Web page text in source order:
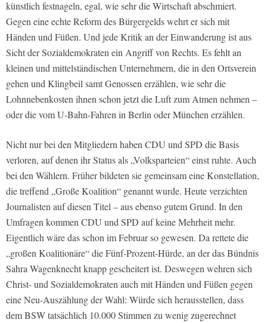
künstlich festnageln, egal, wie sehr die Wirtschaft abschmiert.
Gegen eine echte Reform des Bürgergelds wehrt er sich mit
Händen und Füßen. Und jede Kritik an der Einwanderung ist aus
Sicht der Sozialdemokraten ein Angriff von Rechts. Es fehlt an
kleinen und mittelständischen Unternehmern, die in den Ortsverein
gehen und Klingbeil samt Genossen erzählen, wie sehr die
Lohnnebenkosten ihnen schon jetzt die Luft zum Atmen nehmen –
oder die vom U-Bahn-Fahren in Berlin oder München erzählen.
Nicht nur bei den Mitgliedern haben CDU und SPD die Basis
verloren, auf denen ihr Status als „Volksparteien“ einst ruhte. Auch
bei den Wählern. Früher bildeten sie gemeinsam eine Konstellation,
die treffend „Große Koalition“ genannt wurde. Heute verzichten
Journalisten auf diesen Titel – aus ebenso gutem Grund. In den
Umfragen kommen CDU und SPD auf keine Mehrheit mehr.
Eigentlich wäre das schon im Februar so gewesen. Da rettete die
„großen Koalitionäre“ die Fünf-Prozent-Hürde, an der das Bündnis
Sahra Wagenknecht knapp gescheitert ist. Deswegen wehren sich
Christ- und Sozialdemokraten auch mit Händen und Füßen gegen
eine Neu-Auszählung der Wahl: Würde sich herausstellen, dass
dem BSW tatsächlich 10.000 Stimmen zu wenig zugerechnet